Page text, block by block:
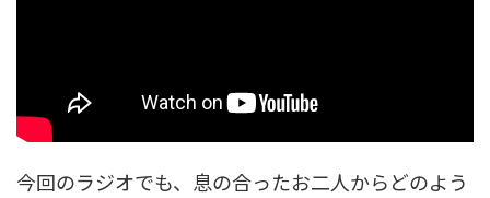
今回のラジオでも、息の合ったお二人からどのよう